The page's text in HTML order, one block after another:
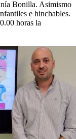
Bonilla. Asimismo
e hinchables.
horas la